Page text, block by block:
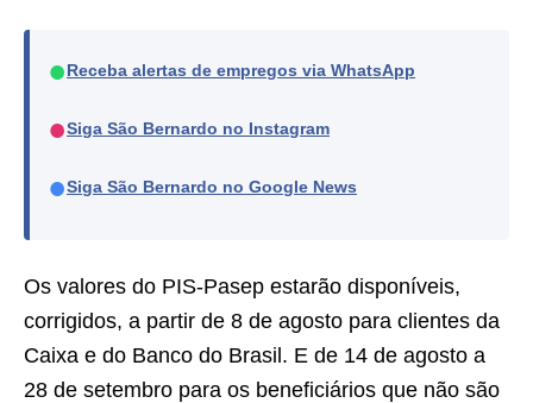
● Receba alertas de empregos via WhatsApp
●Siga São Bernardo no Instagram
●Siga São Bernardo no Google News
Os valores do PIS-Pasep estarão disponíveis,
corrigidos, a partir de 8 de agosto para clientes da
Caixa e do Banco do Brasil. E de 14 de agosto a
28 de setembro para os beneficiários que não são